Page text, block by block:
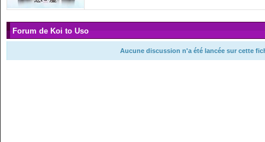
Forum de Koi to Uso
Aucune discussion n'a été lancée sur cette